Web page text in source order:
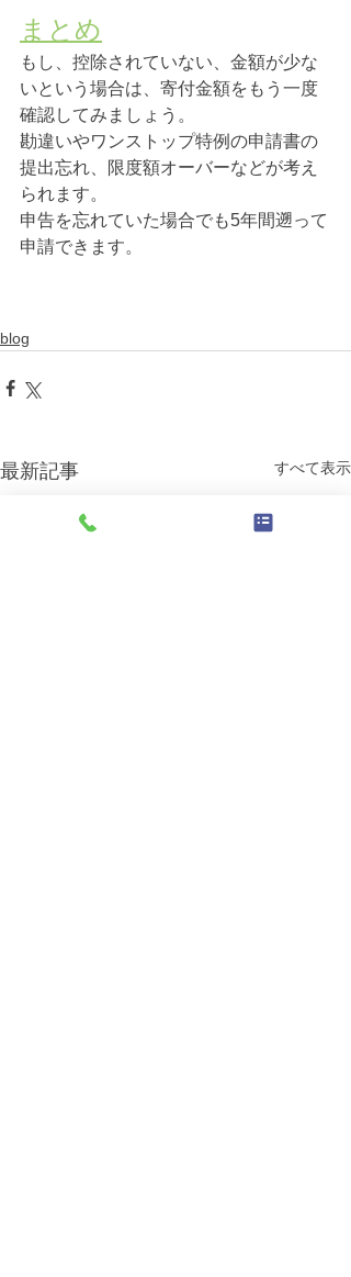
まとめ
もし、控除されていない、金額が少な
いという場合は、寄付金額をもう一度
確認してみましょう。
勘違いやワンストップ特例の申請書の
提出忘れ、限度額オーバーなどが考え
られます。
申告を忘れていた場合でも5年間遡って
申請できます。
blog
最新記事 すべて表示